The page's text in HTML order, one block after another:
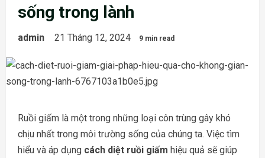
sống trong lành
admin 21 Tháng 12, 2024 9 min read
Ruồi giấm là một trong những loại côn trùng gây khó
chịu nhất trong môi trường sống của chúng ta. Việc tìm
hiểu và áp dụng cách diệt ruồi giấm hiệu quả sẽ giúp